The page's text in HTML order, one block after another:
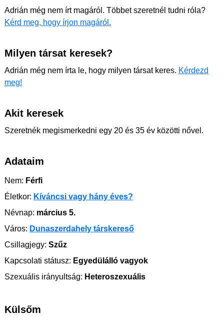
Adrián még nem írt magáról. Többet szeretnél tudni róla?
Kérd meg, hogy írjon magáról.
Milyen társat keresek?
Adrián még nem írta le, hogy milyen társat keres. Kérdezd
meg!
Akit keresek
Szeretnék megismerkedni egy 20 és 35 év közötti nővel.
Adataim
Nem: Férfi
Életkor: Kíváncsi vagy hány éves?
Névnap: március 5.
Város: Dunaszerdahely társkereső
Csillagjegy: Szűz
Kapcsolati státusz: Egyedülálló vagyok
Szexuális irányultság: Heteroszexuális
Külsőm